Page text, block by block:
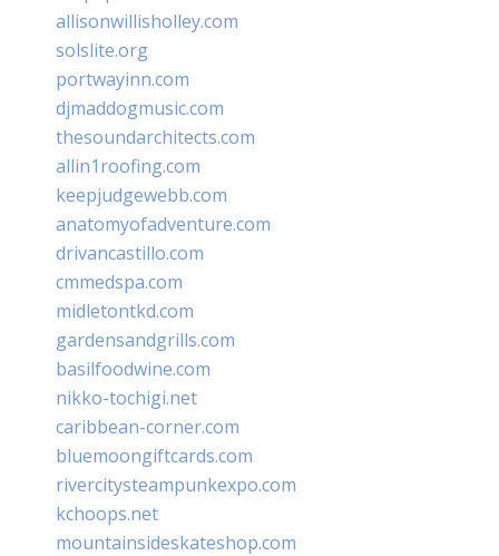
allisonwillisholley.com
solslite.org
portwayinn.com
djmaddogmusic.com
thesoundarchitects.com
allin1roofing.com
keepjudgewebb.com
anatomyofadventure.com
drivancastillo.com
cmmedspa.com
midletontkd.com
gardensandgrills.com
basilfoodwine.com
nikko-tochigi.net
caribbean-corner.com
bluemoongiftcards.com
rivercitysteampunkexpo.com
kchoops.net
mountainsideskateshop.com